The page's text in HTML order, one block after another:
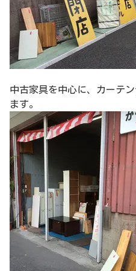
中古家具を中心に、カーテ
ます。